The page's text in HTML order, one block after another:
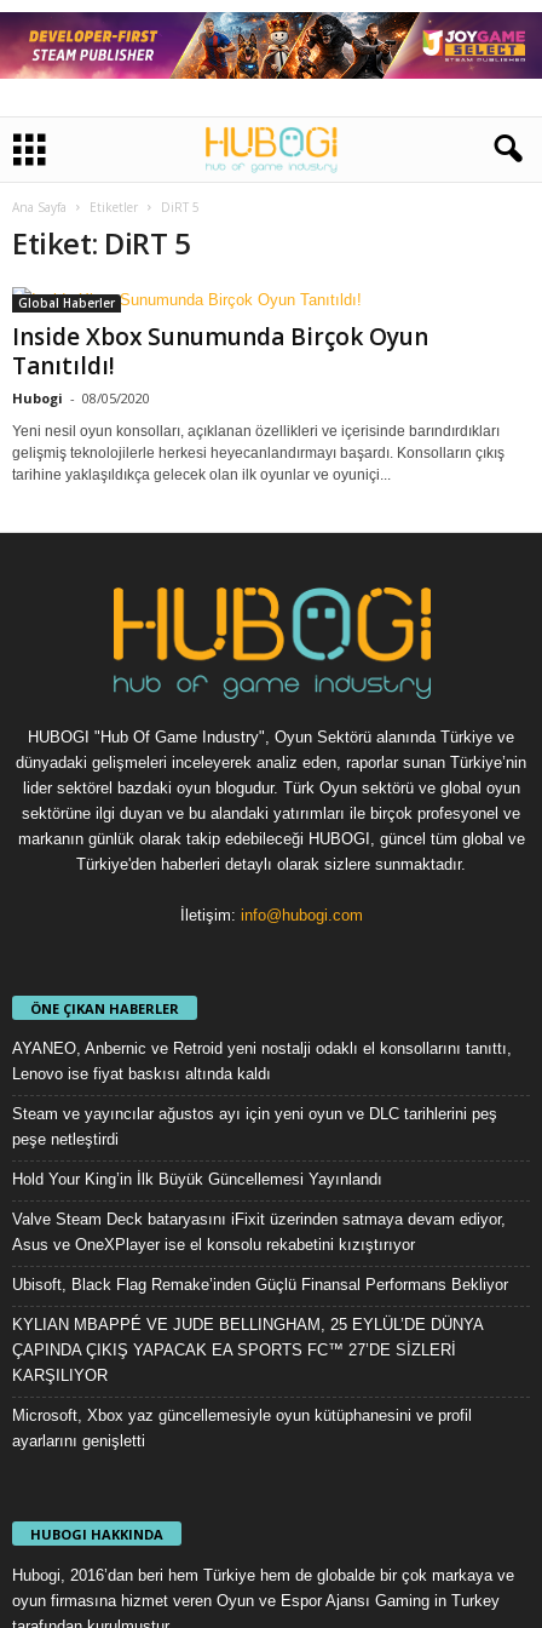
Ana Sayfa Etiketler DiRT 5
Etiket: DiRT 5
Global Haberler
Inside Xbox Sunumunda Birçok Oyun
Tanıtıldı!
Hubogi - 08/05/2020
Yeni nesil oyun konsolları, açıklanan özellikleri ve içerisinde barındırdıkları
gelişmiş teknolojilerle herkesi heyecanlandırmayı başardı. Konsolların çıkış
tarihine yaklaşıldıkça gelecek olan ilk oyunlar ve oyuniçi...
HUBOGI "Hub Of Game Industry", Oyun Sektörü alanında Türkiye ve
dünyadaki gelişmeleri inceleyerek analiz eden, raporlar sunan Türkiye’nin
lider sektörel bazdaki oyun blogudur. Türk Oyun sektörü ve global oyun
sektörüne ilgi duyan ve bu alandaki yatırımları ile birçok profesyonel ve
markanın günlük olarak takip edebileceği HUBOGI, güncel tüm global ve
Türkiye'den haberleri detaylı olarak sizlere sunmaktadır.
İletişim: info@hubogi.com
ÖNE ÇIKAN HABERLER
AYANEO, Anbernic ve Retroid yeni nostalji odaklı el konsollarını tanıttı,
Lenovo ise fiyat baskısı altında kaldı
Steam ve yayıncılar ağustos ayı için yeni oyun ve DLC tarihlerini peş
peşe netleştirdi
Hold Your King’in İlk Büyük Güncellemesi Yayınlandı
Valve Steam Deck bataryasını iFixit üzerinden satmaya devam ediyor,
Asus ve OneXPlayer ise el konsolu rekabetini kızıştırıyor
Ubisoft, Black Flag Remake’inden Güçlü Finansal Performans Bekliyor
KYLIAN MBAPPÉ VE JUDE BELLINGHAM, 25 EYLÜL’DE DÜNYA
ÇAPINDA ÇIKIŞ YAPACAK EA SPORTS FC™ 27’DE SİZLERİ
KARŞILIYOR
Microsoft, Xbox yaz güncellemesiyle oyun kütüphanesini ve profil
ayarlarını genişletti
HUBOGI HAKKINDA
Hubogi, 2016’dan beri hem Türkiye hem de globalde bir çok markaya ve
oyun firmasına hizmet veren Oyun ve Espor Ajansı Gaming in Turkey